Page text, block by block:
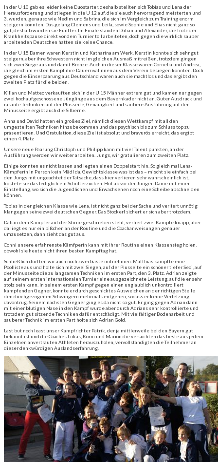
In der U 10 gab es leider keine Duostarter, deshalb stellten sich Tobias und Lena der
Herausforderung und stiegen in die U 12 auf, die sie auch hervorragend meisterten und
3. wurden, genauso wie Nedim und Sabrina, die sich im Vergleich zum Training enorm
steigern konnten. Das gelang Clemens und Leila, sowie Sophie und Elias nicht ganz so
gut, deshalb wurden sie Fünfter. Im Finale standen Dalian und Alexander, die trotz der
Krankheitspause direkt vor dem Turnier toll arbeiteten, doch gegen die wirklich sauber
arbeitenden Deutschen hatten sie keine Chance.
In der U 15 Damen waren Kerstin und Katharina am Werk. Kerstin konnte sich sehr gut
steigern, aber ihre Schwestern nicht im gleichen Ausmaß mitreißen, trotzdem gingen
sich zwei Siege aus und damit Bronze. Auch in dieser Klasse waren Cornelia und Andrea,
die gleich im ersten Kampf ihre Dauerrivalinnen aus dem Verein besiegen konnten. Doch
gegen die Einserpaarung aus Deutschland waren auch sie machtlos und das ergibt den
zweiten Platz für die beiden.
Kilian und Matteo verkauften sich in der U 15 Männer extrem gut und kamen nur gegen
zwei hochaufgeschossene Jünglinge aus dem Bayernkader nicht an. Guter Ausdruck und
rasante Techniken auf der Plusseite, Genauigkeit und saubere Ausführung auf der
Minusseite ergibt auch die Silberne.
Anna und David hatten ein großes Ziel, nämlich diesen Wettkampf mit all den
umgestellten Techniken hinzubekommen und das psychisch bis zum Schluss top zu
präsentieren. Und Gratulation, diese Ziel ist absolut und bravurös erreicht, das ergibt
einen 4. Platz
Unsere neue Paarung Christoph und Philipp kann mit viel Talent punkten, an der
Ausführung werden wir weiter arbeiten. Jungs, wir gratulieren zum zweiten Platz.
Einige konnten es nicht lassen und legten einen Doppelstart hin. So gleich mal Lena-
Kämpferin in Person kein Mädl da, Gewichtsklasse was ist das – mischt sie einfach bei
den Jungs mit ungeachtet der Tatsache, dass hier verlieren sehr wahrscheinlich ist,
kostete sie das lediglich ein Schulterzucken. Hut ab vor der Jungen Dame mit einer
Einstellung, wo sich die Jugendlichen und Erwachsenen noch eine Scheibe abschneiden
können.
Tobias in der gleichen Klasse wie Lena, ist nicht ganz bei der Sache und verliert unnötig
klar gegen seine zwei deutschen Gegner. Das Stockerl sichert er sich aber trotzdem.
Dalian dem Kämpfer auf der Stirne geschrieben steht, verliert zwei Kämpfe knapp, aber
da liegt es nur ein bißchen an der Routine und die Coachanweisungen genauer
umzusetzen, dann sieht das gut aus.
Conni unsere erfahrenste Kämfperin kann mit ihrer Routine einen Klassensieg holen,
obwohl sie heute nicht ihren besten Kampftag hat.
Schließlich durften wir auch noch zwei Gäste mitnehmen. Matthias kämpfte eine
Poolliste aus und holte sich mit zwei Siegen, auf der Plusseite ein schöner tiefer Seoi, auf
der Minusseite die zu langsamen Techniken im ersten Part, den 3. Platz. Adrian zeigte
auf seinem ersten internationalen Turnier eine ausgezeichnete Leistung, auf die er sehr
stolz sein kann. In seinem ersten Kampf gegen einen unglaublich unkontrolliert
kämpfenden Gegner, konnte er durch geschicktes Ausweichen an der richtigen Stelle
den durchgezogenen Schwingern mehrmals entgehen, sodass er keine Verletzung
davontrug. Seinem nächsten Gegner ging es da nicht so gut. Er ging gegen Adrian dann
mit einer blutigen Nase in den Kampf wurde aber durch Adrians sehr kontrollierte und
trotzdem gut sitzende Techniken dafür entschädigt. Mit vielfältiger Bodenarbeit und
sauberer Technik im ersten Part holte sich Adrian Gold.
Last but noch least unser Kampfrichter Patrik, der ja mittlerweile bei den Bayern gut
bekannt ist und die Coaches Lukas, Korni und Marion die versuchten das beste aus jedem
Einzelnen anvertrauten Athleten herauszuholen, vervollständigten die Teilnehmer an
dieser denkwürdigen Auslandserfahrung.